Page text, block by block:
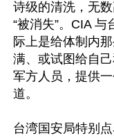
诗级的清洗，无
“被消失”。CIA
际上是给体制内
满、或试图给自
军方人员，提供
道。
台湾国安局特别